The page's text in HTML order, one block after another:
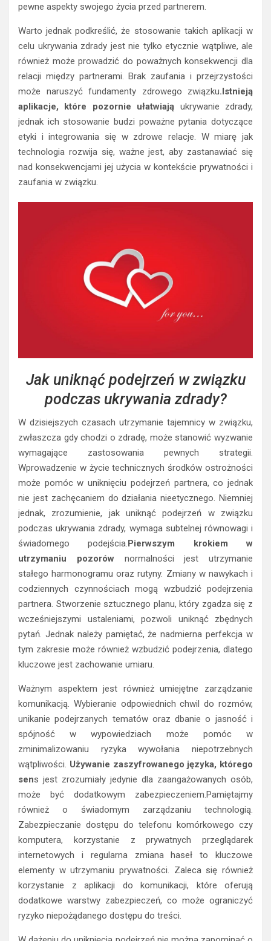
pewne aspekty swojego życia przed partnerem.
Warto jednak podkreślić, że stosowanie takich aplikacji w
celu ukrywania zdrady jest nie tylko etycznie wątpliwe, ale
również może prowadzić do poważnych konsekwencji dla
relacji między partnerami. Brak zaufania i przejrzystości
może naruszyć fundamenty zdrowego związku.Istnieją
aplikacje, które pozornie ułatwiają ukrywanie zdrady,
jednak ich stosowanie budzi poważne pytania dotyczące
etyki i integrowania się w zdrowe relacje. W miarę jak
technologia rozwija się, ważne jest, aby zastanawiać się
nad konsekwencjami jej użycia w kontekście prywatności i
zaufania w związku.
Jak uniknąć podejrzeń w związku
podczas ukrywania zdrady?
W dzisiejszych czasach utrzymanie tajemnicy w związku,
zwłaszcza gdy chodzi o zdradę, może stanowić wyzwanie
wymagające zastosowania pewnych strategii.
Wprowadzenie w życie technicznych środków ostrożności
może pomóc w uniknięciu podejrzeń partnera, co jednak
nie jest zachęcaniem do działania nieetycznego. Niemniej
jednak, zrozumienie, jak uniknąć podejrzeń w związku
podczas ukrywania zdrady, wymaga subtelnej równowagi i
świadomego podejścia.Pierwszym krokiem w
utrzymaniu pozorównormalności jest utrzymanie
stałego harmonogramu oraz rutyny. Zmiany w nawykach i
codziennych czynnościach mogą wzbudzić podejrzenia
partnera. Stworzenie sztucznego planu, który zgadza się z
wcześniejszymi ustaleniami, pozwoli uniknąć zbędnych
pytań. Jednak należy pamiętać, że nadmierna perfekcja w
tym zakresie może również wzbudzić podejrzenia, dlatego
kluczowe jest zachowanie umiaru.
Ważnym aspektem jest również umiejętne zarządzanie
komunikacją. Wybieranie odpowiednich chwil do rozmów,
unikanie podejrzanych tematów oraz dbanie o jasność i
spójność w wypowiedziach może pomóc w
zminimalizowaniu ryzyka wywołania niepotrzebnych
wątpliwości. Używanie zaszyfrowanego języka, którego
sens jest zrozumiały jedynie dla zaangażowanych osób,
może być dodatkowym zabezpieczeniem.Pamiętajmy
również o świadomym zarządzaniu technologią.
Zabezpieczanie dostępu do telefonu komórkowego czy
komputera, korzystanie z prywatnych przeglądarek
internetowych i regularna zmiana haseł to kluczowe
elementy w utrzymaniu prywatności. Zaleca się również
korzystanie z aplikacji do komunikacji, które oferują
dodatkowe warstwy zabezpieczeń, co może ograniczyć
ryzyko niepożądanego dostępu do treści.